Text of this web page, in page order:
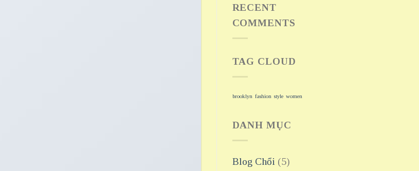
RECENT
COMMENTS
TAG CLOUD
brooklyn fashion style women
DANH MỤC
Blog Chổi(5)